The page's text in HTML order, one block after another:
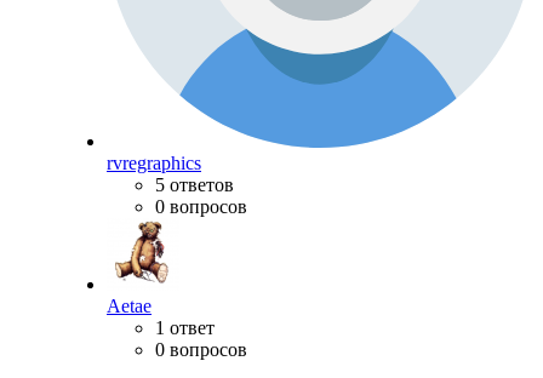
rvregraphics
5 ответов
0 вопросов
Aetae
1 ответ
0 вопросов